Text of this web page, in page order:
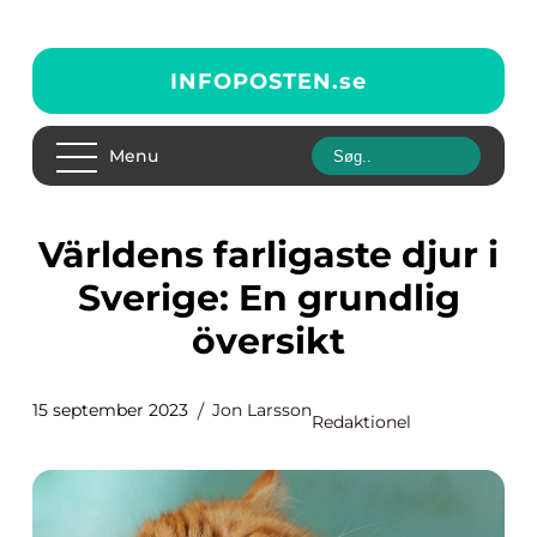
INFOPOSTEN.se
Menu
Världens farligaste djur i
Sverige: En grundlig
översikt
15 september 2023 Jon Larsson
Redaktionel